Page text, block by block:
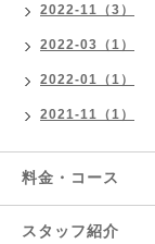
2022-11（3）
2022-03（1）
2022-01（1）
2021-11（1）
料金・コース
スタッフ紹介